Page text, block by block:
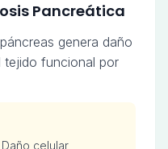
Pancreática
genera daño
tejido funcional por
celular